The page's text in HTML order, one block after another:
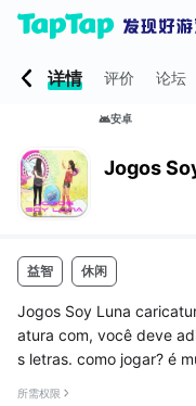
详情 评价 论坛
安卓
Jogos
益智 休闲
Jogos Soy Luna
atura com, você deve
s letras. como jogar? é
所需权限